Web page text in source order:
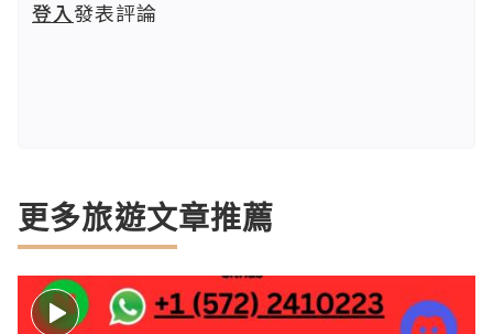
登入發表評論
更多旅遊文章推薦